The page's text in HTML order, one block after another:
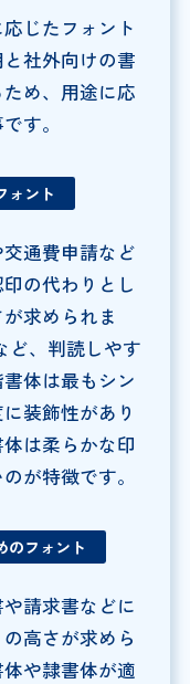
じたフォント
社外向けの書
め、用途に応
す。
ォント
通費申請など
の代わりとし
求められま
ど、判読しやす
体は最もシン
装飾性があり
は柔らかな印
が特徴です。
のフォント
請求書などに
高さが求めら
や隷書体が適